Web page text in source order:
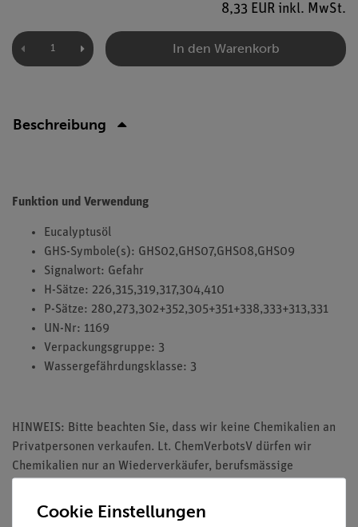
8,33 EUR inkl. MwSt.
In den Warenkorb
Beschreibung
Funktion und Verwendung
Eucalyptusöl
GHS-Symbole(s): GHS02,GHS07,GHS08,GHS09
Signalwort: Gefahr
H-Sätze: 226,315,319,317,304,410
P-Sätze: 280,273,302+352,305+351+338,333+313,331
UN-Nr: 1169
Verpackungsgruppe: 3
Wassergefährdungsklasse: 3
HINWEIS: Bitte beachten Sie, dass wir keine Chemikalien an
Privatpersonen verkaufen. Lt. ChemVerbotsV dürfen wir
Chemikalien nur an Wiederverkäufer, berufsmässige
Lehranstalten abgeben.
Cookie Einstellungen